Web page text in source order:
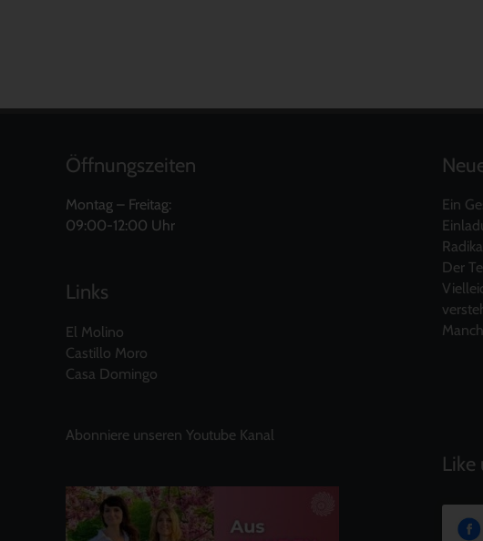
Öffnungszeiten
Montag – Freitag:
09:00-12:00 Uhr
Links
El Molino
Castillo Moro
Casa Domingo
Abonniere unseren Youtube Kanal
Ein
Der
Like